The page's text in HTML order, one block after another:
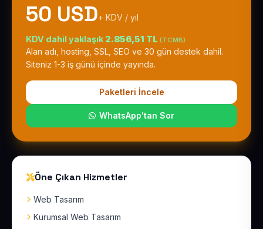
50 USD+ KDV / yıl
KDV dahil yaklaşık 2.856,51 TL (TCMB)
Alan adı, hosting, SSL, SEO ve 30 gün destek dahil.
Siteniz 1-3 iş günü içinde yayında.
Paketleri İncele
WhatsApp'tan Sor
Öne Çıkan Hizmetler
Web Tasarım
Kurumsal Web Tasarım